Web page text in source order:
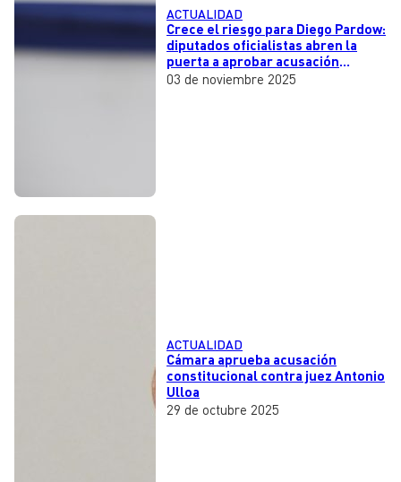
ACTUALIDAD
Crece el riesgo para Diego Pardow:
diputados oficialistas abren la
puerta a aprobar acusación
constitucional
03 de noviembre 2025
ACTUALIDAD
Cámara aprueba acusación
constitucional contra juez Antonio
Ulloa
29 de octubre 2025